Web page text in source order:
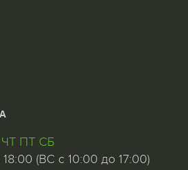
ПТ СБ
(ВС с 10:00 до 17:00)